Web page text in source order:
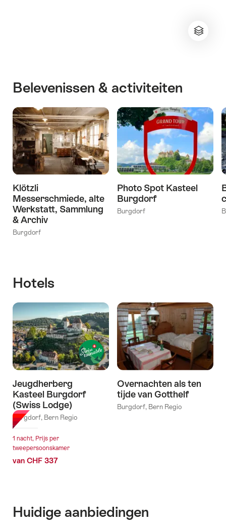
Belevenissen & activiteiten
Klötzli
Messerschmiede, alte
Werkstatt, Sammlung
& Archiv
Burgdorf
Photo Spot Kasteel
Burgdorf
Burgdorf
Hotels
Jeugdherberg
Kasteel Burgdorf
(Swiss Lodge)
Burgdorf, Bern Regio
1 nacht, Prijs per
tweepersoonskamer
van CHF 337
Overnachten als ten
tijde van Gotthelf
Burgdorf, Bern Regio
Huidige aanbiedingen